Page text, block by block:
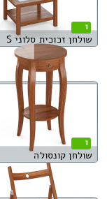
1
שולחן זכוכית סלוני S
1
שולחן קונסולה